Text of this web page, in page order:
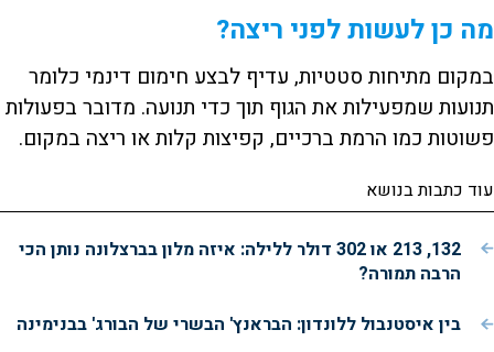
מה כן לעשות לפני ריצה?
במקום מתיחות סטטיות, עדיף לבצע חימום דינמי כלומר
תנועות שמפעילות את הגוף תוך כדי תנועה. מדובר בפעולות
פשוטות כמו הרמת ברכיים, קפיצות קלות או ריצה במקום.
עוד כתבות בנושא
132, 213 או 302 דולר ללילה: איזה מלון בברצלונה נותן הכי
הרבה תמורה?
בין איסטנבול ללונדון: הבראנץ' הבשרי של הבורג' בבנימינה